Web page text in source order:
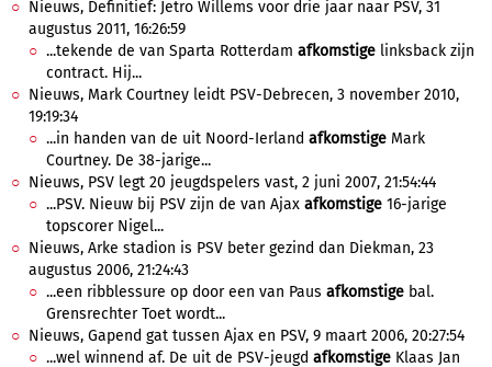
Nieuws, Definitief: Jetro Willems voor drie jaar naar PSV, 31
augustus 2011, 16:26:59
...tekende de van Sparta Rotterdam afkomstige linksback zijn
contract. Hij...
Nieuws, Mark Courtney leidt PSV-Debrecen, 3 november 2010,
19:19:34
...in handen van de uit Noord-Ierland afkomstige Mark
Courtney. De 38-jarige...
Nieuws, PSV legt 20 jeugdspelers vast, 2 juni 2007, 21:54:44
...PSV. Nieuw bij PSV zijn de van Ajax afkomstige 16-jarige
topscorer Nigel...
Nieuws, Arke stadion is PSV beter gezind dan Diekman, 23
augustus 2006, 21:24:43
...een ribblessure op door een van Paus afkomstige bal.
Grensrechter Toet wordt...
Nieuws, Gapend gat tussen Ajax en PSV, 9 maart 2006, 20:27:54
...wel winnend af. De uit de PSV-jeugd afkomstige Klaas Jan